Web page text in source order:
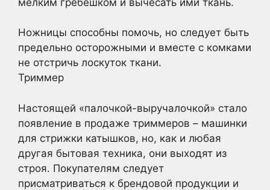
Ножницы способны помочь, но следует быть
предельно осторожными и вместе с комками
не отстричь лоскуток ткани.
Триммер
Настоящей «палочкой-выручалочкой» стало
появление в продаже триммеров – машинки
для стрижки катышков, но, как и любая
другая бытовая техника, они выходят из
строя. Покупателям следует
присматриваться к брендовой продукции и